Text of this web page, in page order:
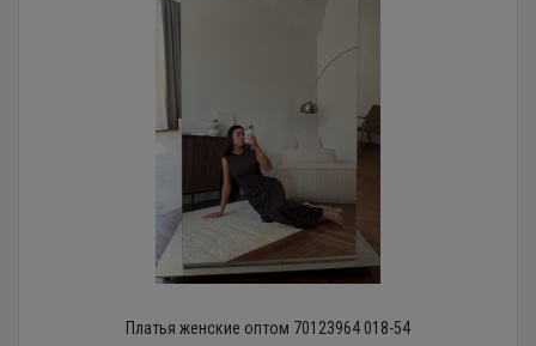
Платья женские оптом 70123964 018-54